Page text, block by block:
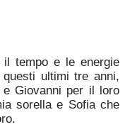
il tempo e le energie
ultimi tre anni,
Giovanni per il loro
sorella e Sofia che